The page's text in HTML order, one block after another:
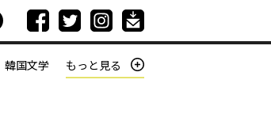
韓国文学 もっと見る